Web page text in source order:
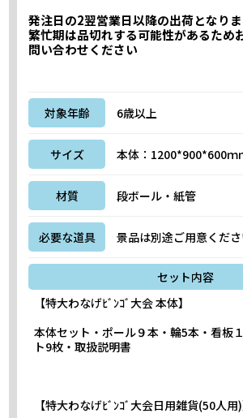
発注日の2翌営業日以降の出荷となりま
繁忙期は品切れする可能性があるため
問い合わせください
対象年齢 6歳以上
サイズ 本体：1200*900*600ｍ
材質 段ボール・紙管
必要な道具 景品は別途ご用意くだ
セット内容
【特大わなげﾋﾞﾝｺﾞ大会 本体】
本体セット・ポール９本・輪5本・看板
ト9枚・取扱説明書
【特大わなげﾋﾞﾝｺﾞ大会日用雑貨(50人用)